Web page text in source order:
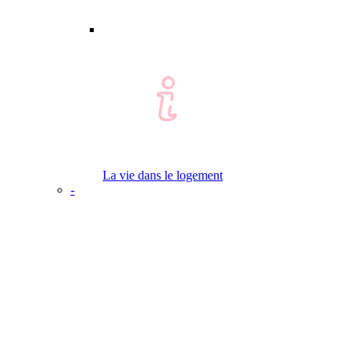
La vie dans le logement
-